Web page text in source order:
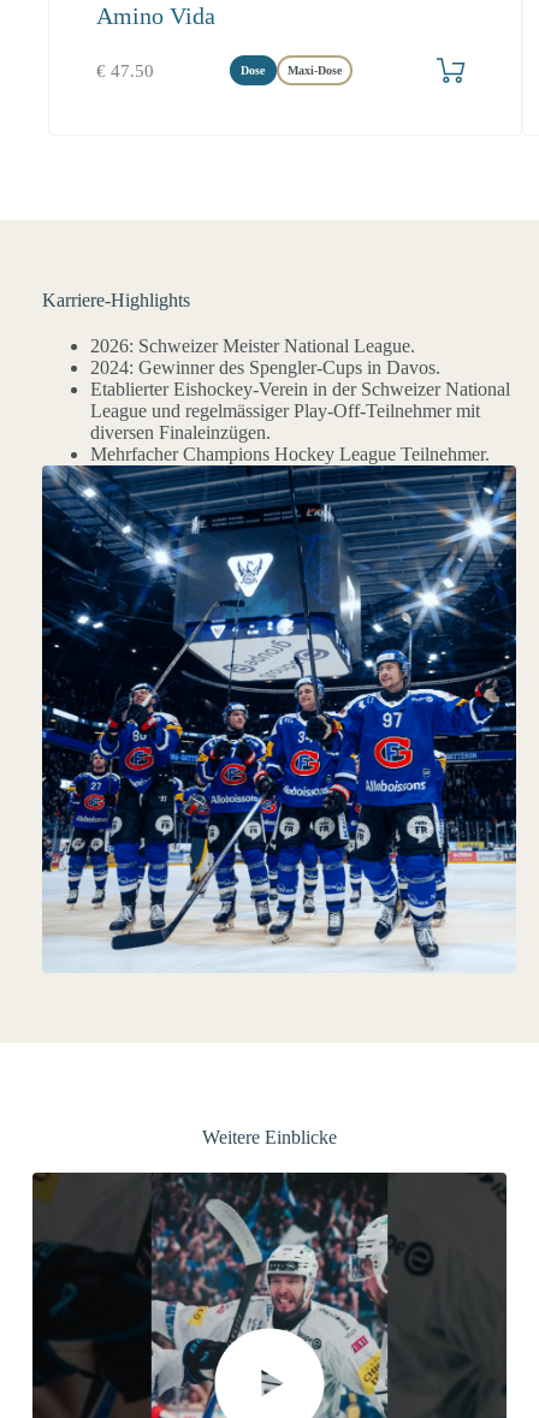
Amino Vida
€ 47.50 Dose Maxi-Dose
Produkt bestellen
Karriere-Highlights
2026: Schweizer Meister National League.
2024: Gewinner des Spengler-Cups in Davos.
Etablierter Eishockey-Verein in der Schweizer National
League und regelmässiger Play-Off-Teilnehmer mit
diversen Finaleinzügen.
Mehrfacher Champions Hockey League Teilnehmer.
Weitere Einblicke